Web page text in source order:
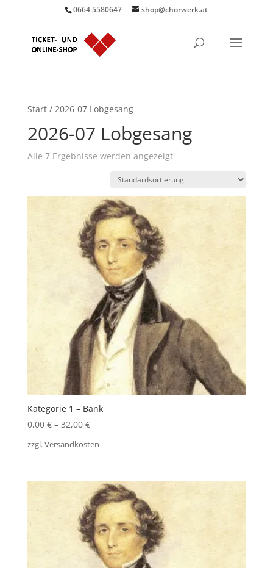
0664 5580647 shop@chorwerk.at
Start/ 2026-07 Lobgesang
2026-07 Lobgesang
Alle 7 Ergebnisse werden angezeigt
Kategorie 1 – Bank
0,00 €– 32,00 €
zzgl.Versandkosten